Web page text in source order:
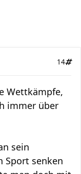
14
Wettkämpfe,
immer über
sein
Sport senken